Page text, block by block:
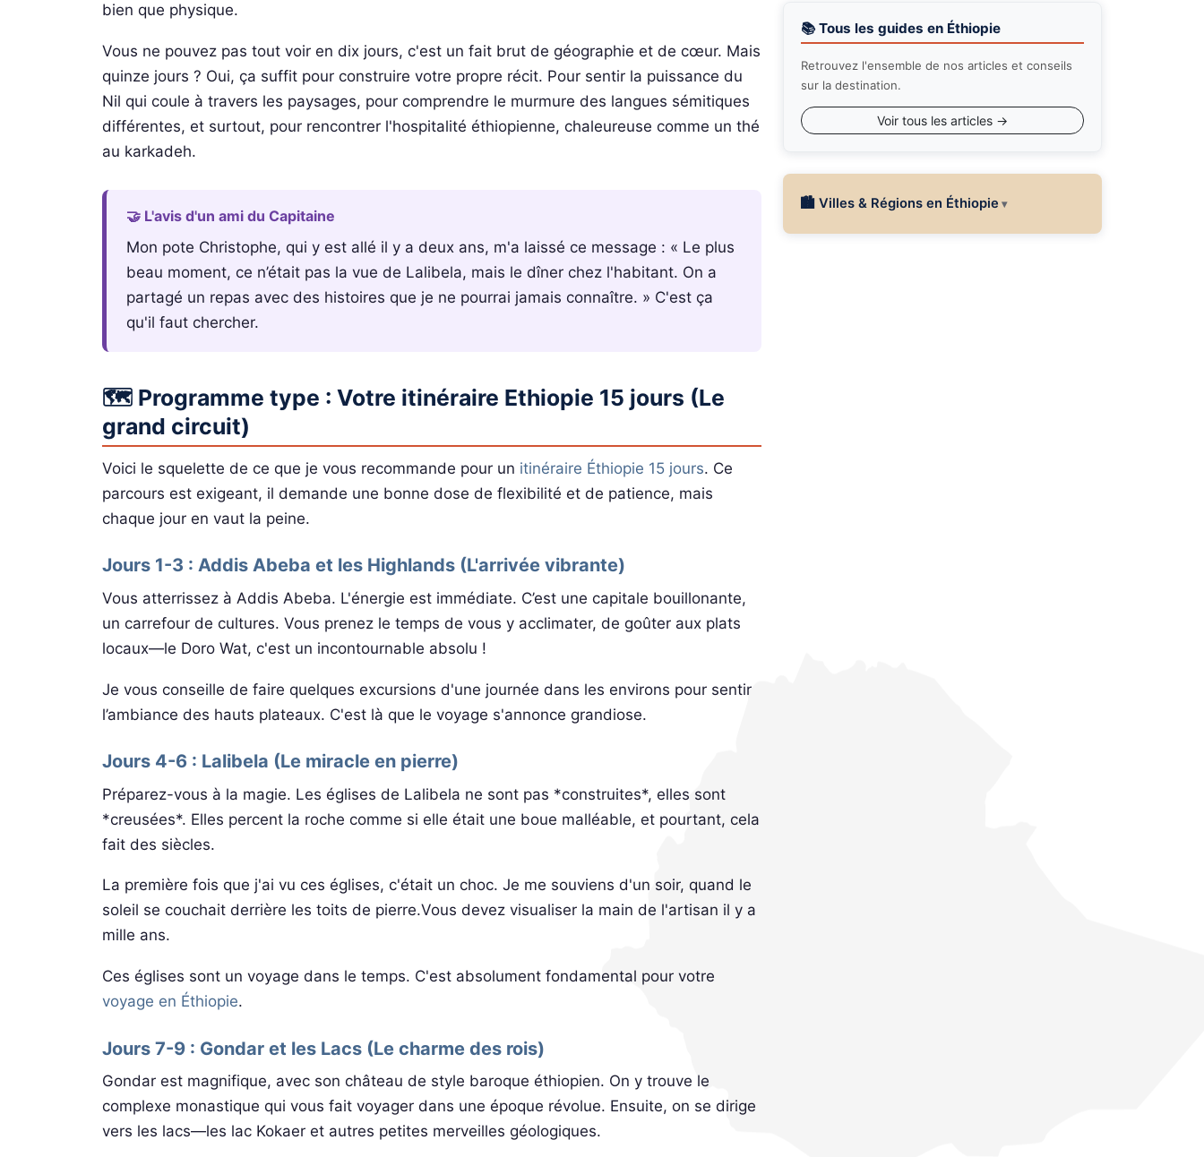
bien que physique.
Vous ne pouvez pas tout voir en dix jours, c'est un fait brut de géographie et de cœur. Mais
quinze jours ? Oui, ça suffit pour construire votre propre récit. Pour sentir la puissance du
Nil qui coule à travers les paysages, pour comprendre le murmure des langues sémitiques
différentes, et surtout, pour rencontrer l'hospitalité éthiopienne, chaleureuse comme un thé
au karkadeh.
🤝 L'avis d'un ami du Capitaine
Mon pote Christophe, qui y est allé il y a deux ans, m'a laissé ce message : « Le plus
beau moment, ce n’était pas la vue de Lalibela, mais le dîner chez l'habitant. On a
partagé un repas avec des histoires que je ne pourrai jamais connaître. » C'est ça
qu'il faut chercher.
🗺️ Programme type : Votre itinéraire Ethiopie 15 jours (Le
grand circuit)
Voici le squelette de ce que je vous recommande pour un itinéraire Éthiopie 15 jours. Ce
parcours est exigeant, il demande une bonne dose de flexibilité et de patience, mais
chaque jour en vaut la peine.
Jours 1-3 : Addis Abeba et les Highlands (L'arrivée vibrante)
Vous atterrissez à Addis Abeba. L'énergie est immédiate. C’est une capitale bouillonante,
un carrefour de cultures. Vous prenez le temps de vous y acclimater, de goûter aux plats
locaux—le Doro Wat, c'est un incontournable absolu !
Je vous conseille de faire quelques excursions d'une journée dans les environs pour sentir
l’ambiance des hauts plateaux. C'est là que le voyage s'annonce grandiose.
Jours 4-6 : Lalibela (Le miracle en pierre)
Préparez-vous à la magie. Les églises de Lalibela ne sont pas *construites*, elles sont
*creusées*. Elles percent la roche comme si elle était une boue malléable, et pourtant, cela
fait des siècles.
La première fois que j'ai vu ces églises, c'était un choc. Je me souviens d'un soir, quand le
soleil se couchait derrière les toits de pierre.Vous devez visualiser la main de l'artisan il y a
mille ans.
Ces églises sont un voyage dans le temps. C'est absolument fondamental pour votre
voyage en Éthiopie.
Jours 7-9 : Gondar et les Lacs (Le charme des rois)
Gondar est magnifique, avec son château de style baroque éthiopien. On y trouve le
complexe monastique qui vous fait voyager dans une époque révolue. Ensuite, on se dirige
vers les lacs—les lac Kokaer et autres petites merveilles géologiques.
📚 Tous les guides en Éthiopie
Retrouvez l'ensemble de nos articles et conseils
sur la destination.
Voir tous les articles →
🏙 Villes & Régions en Éthiopie